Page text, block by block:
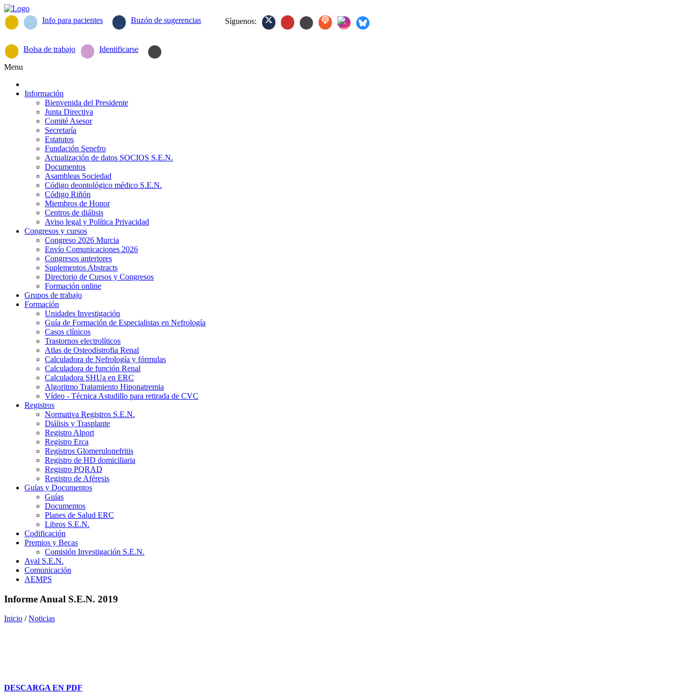
Info para pacientes Buzón de sugerencias Síguenos:
Bolsa de trabajo Identificarse
Menu
Información
Bienvenida del Presidente
Junta Directiva
Comité Asesor
Secretaría
Estatutos
Fundación Senefro
Actualización de datos SOCIOS S.E.N.
Documentos
Asambleas Sociedad
Código deontológico médico S.E.N.
Código Riñón
Miembros de Honor
Centros de diálisis
Aviso legal y Política Privacidad
Congresos y cursos
Congreso 2026 Murcia
Envío Comunicaciones 2026
Congresos anteriores
Suplementos Abstracts
Directorio de Cursos y Congresos
Formación online
Grupos de trabajo
Formación
Unidades Investigación
Guía de Formación de Especialistas en Nefrología
Casos clínicos
Trastornos electrolíticos
Atlas de Osteodistrofia Renal
Calculadora de Nefrología y fórmulas
Calculadora de función Renal
Calculadora SHUa en ERC
Algoritmo Tratamiento Hiponatremia
Vídeo - Técnica Astudillo para retirada de CVC
Registros
Normativa Registros S.E.N.
Diálisis y Trasplante
Registro Alport
Registro Erca
Registros Glomerulonefritis
Registro de HD domiciliaria
Registro PQRAD
Registro de Aféresis
Guías y Documentos
Guías
Documentos
Planes de Salud ERC
Libros S.E.N.
Codificación
Premios y Becas
Comisión Investigación S.E.N.
Aval S.E.N.
Comunicación
AEMPS
Informe Anual S.E.N. 2019
Inicio /Noticias
DESCARGA EN PDF